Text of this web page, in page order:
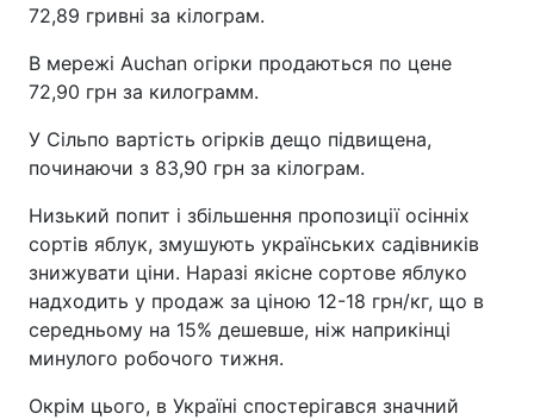
72,89 гривні за кілограм.
В мережі Auchan огірки продаються по цене
72,90 грн за килограмм.
У Сільпо вартість огірків дещо підвищена,
починаючи з 83,90 грн за кілограм.
Низький попит і збільшення пропозиції осінніх
сортів яблук, змушують українських садівників
знижувати ціни. Наразі якісне сортове яблуко
надходить у продаж за ціною 12-18 грн/кг, що в
середньому на 15% дешевше, ніж наприкінці
минулого робочого тижня.
Окрім цього, в Україні спостерігався значний